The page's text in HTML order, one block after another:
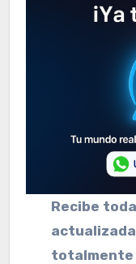
Recibe todas tus noticias
totalmente